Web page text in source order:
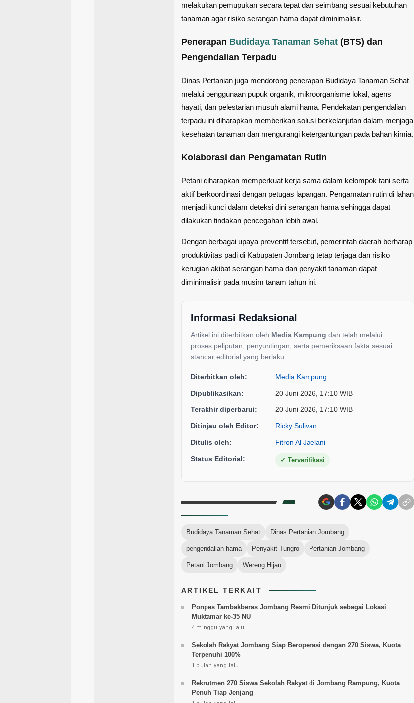
melakukan pemupukan secara tepat dan seimbang sesuai kebutuhan
tanaman agar risiko serangan hama dapat diminimalisir.
Penerapan Budidaya Tanaman Sehat (BTS) dan
Pengendalian Terpadu
Dinas Pertanian juga mendorong penerapan Budidaya Tanaman Sehat
melalui penggunaan pupuk organik, mikroorganisme lokal, agens
hayati, dan pelestarian musuh alami hama. Pendekatan pengendalian
terpadu ini diharapkan memberikan solusi berkelanjutan dalam menjaga
kesehatan tanaman dan mengurangi ketergantungan pada bahan kimia.
Kolaborasi dan Pengamatan Rutin
Petani diharapkan memperkuat kerja sama dalam kelompok tani serta
aktif berkoordinasi dengan petugas lapangan. Pengamatan rutin di lahan
menjadi kunci dalam deteksi dini serangan hama sehingga dapat
dilakukan tindakan pencegahan lebih awal.
Dengan berbagai upaya preventif tersebut, pemerintah daerah berharap
produktivitas padi di Kabupaten Jombang tetap terjaga dan risiko
kerugian akibat serangan hama dan penyakit tanaman dapat
diminimalisir pada musim tanam tahun ini.
Informasi Redaksional
Artikel ini diterbitkan oleh Media Kampung dan telah melalui
proses peliputan, penyuntingan, serta pemeriksaan fakta sesuai
standar editorial yang berlaku.
Diterbitkan oleh: Media Kampung
Dipublikasikan: 20 Juni 2026, 17:10 WIB
Terakhir diperbarui: 20 Juni 2026, 17:10 WIB
Ditinjau oleh Editor: Ricky Sulivan
Ditulis oleh: Fitron Al Jaelani
Status Editorial: ✓ Terverifikasi
Budidaya Tanaman Sehat Dinas Pertanian Jombang
pengendalian hama Penyakit Tungro Pertanian Jombang
Petani Jombang Wereng Hijau
ARTIKEL TERKAIT
Ponpes Tambakberas Jombang Resmi Ditunjuk sebagai Lokasi
Muktamar ke-35 NU
4 minggu yang lalu
Sekolah Rakyat Jombang Siap Beroperasi dengan 270 Siswa, Kuota
Terpenuhi 100%
1 bulan yang lalu
Rekrutmen 270 Siswa Sekolah Rakyat di Jombang Rampung, Kuota
Penuh Tiap Jenjang